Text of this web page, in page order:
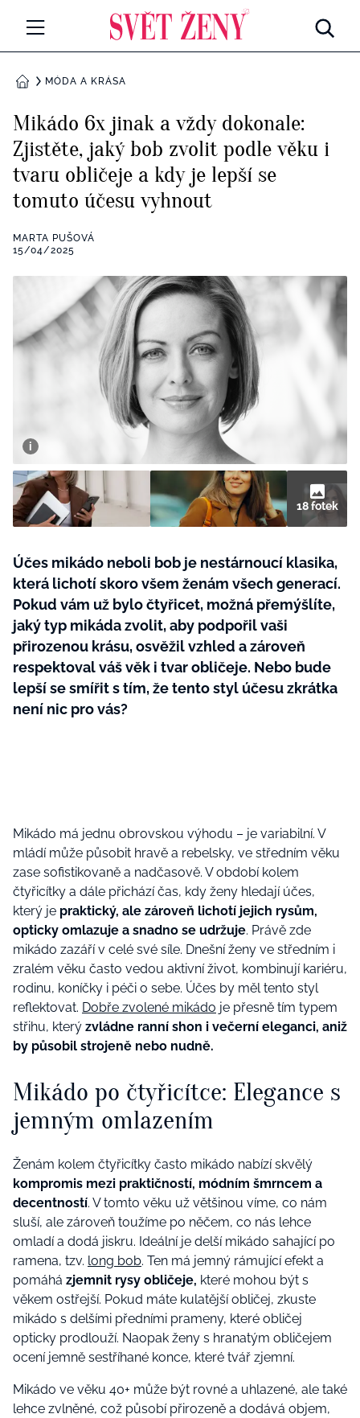
Všechny kategorie
Rozhovory
RETROHUBKY
PSYCHOLOGIE
Seberozvoj
ZDRAVÍ
Životní styl
ZÁBAVA
Všechny kategorie
Testy a kvízy
BYDLENÍ
Všechny kategorie
BurdaMedia
Extra
SVĚT ŽENY - 599 KČ
ROČNÍ PŘEDPLATNÉ SVĚT ŽENY +
SADA PRODUKTŮ MANA (10 ks)
DOMŮMÓDA A KRÁSA
Mikádo 6x jinak a vždy dokonale:
Zjistěte, jaký bob zvolit podle věku i
tvaru obličeje a kdy je lepší se
tomuto účesu vyhnout
MARTA PUŠOVÁ
15/04/2025
18 fotek
Účes mikádo neboli bob je nestárnoucí klasika,
která lichotí skoro všem ženám všech generací.
Pokud vám už bylo čtyřicet, možná přemýšlíte,
jaký typ mikáda zvolit, aby podpořil vaši
přirozenou krásu, osvěžil vzhled a zároveň
respektoval váš věk i tvar obličeje. Nebo bude
lepší se smířit s tím, že tento styl účesu zkrátka
není nic pro vás?
Mikádo má jednu obrovskou výhodu – je variabilní. V
mládí může působit hravě a rebelsky, ve středním věku
zase sofistikovaně a nadčasově. V období kolem
čtyřicítky a dále přichází čas, kdy ženy hledají účes,
který je praktický, ale zároveň lichotí jejich rysům,
opticky omlazuje a snadno se udržuje. Právě zde
mikádo zazáří v celé své síle. Dnešní ženy ve středním i
zralém věku často vedou aktivní život, kombinují kariéru,
rodinu, koníčky i péči o sebe. Účes by měl tento styl
reflektovat. Dobře zvolené mikádo je přesně tím typem
střihu, který zvládne ranní shon i večerní eleganci, aniž
by působil strojeně nebo nudně.
Mikádo po čtyřicítce: Elegance s
jemným omlazením
Ženám kolem čtyřicítky často mikádo nabízí skvělý
kompromis mezi praktičností, módním šmrncem a
decentností. V tomto věku už většinou víme, co nám
sluší, ale zároveň toužíme po něčem, co nás lehce
omladí a dodá jiskru. Ideální je delší mikádo sahající po
ramena, tzv. long bob. Ten má jemný rámující efekt a
pomáhá zjemnit rysy obličeje, které mohou být s
věkem ostřejší. Pokud máte kulatější obličej, zkuste
mikádo s delšími předními prameny, které obličej
opticky prodlouží. Naopak ženy s hranatým obličejem
ocení jemně sestříhané konce, které tvář zjemní.
Mikádo ve věku 40+ může být rovné a uhlazené, ale také
lehce zvlněné, což působí přirozeně a dodává objem,